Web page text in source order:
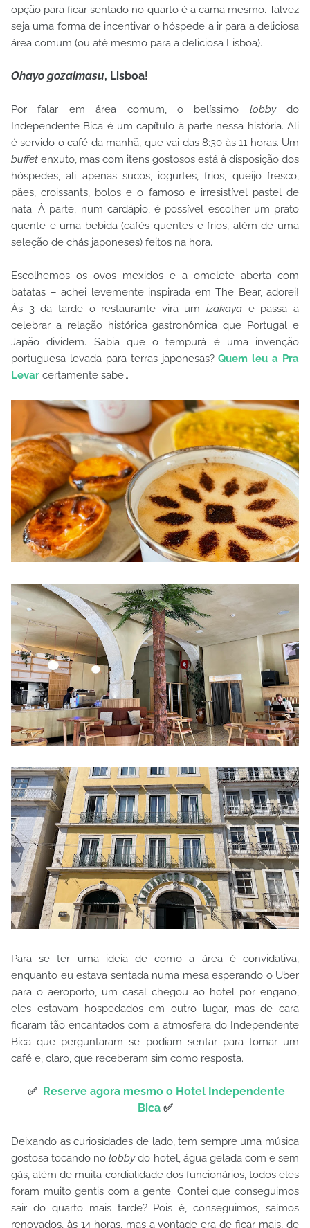
opção para ficar sentado no quarto é a cama mesmo. Talvez
seja uma forma de incentivar o hóspede a ir para a deliciosa
área comum (ou até mesmo para a deliciosa Lisboa).
Ohayo gozaimasu, Lisboa!
Por falar em área comum, o belíssimo lobbydo
Independente Bica é um capítulo à parte nessa história. Ali
é servido o café da manhã, que vai das 8:30 às 11 horas. Um
buffet enxuto, mas com itens gostosos está à disposição dos
hóspedes, ali apenas sucos, iogurtes, frios, queijo fresco,
pães, croissants, bolos e o famoso e irresistível pastel de
nata. À parte, num cardápio, é possível escolher um prato
quente e uma bebida (cafés quentes e frios, além de uma
seleção de chás japoneses) feitos na hora.
Escolhemos os ovos mexidos e a omelete aberta com
batatas – achei levemente inspirada em The Bear, adorei!
Às 3 da tarde o restaurante vira umizakaya e passa a
celebrar a relação histórica gastronômica que Portugal e
Japão dividem. Sabia que o tempurá é uma invenção
portuguesa levada para terras japonesas?Quem leu a Pra
Levar certamente sabe…
Para se ter uma ideia de como a área é convidativa,
enquanto eu estava sentada numa mesa esperando o Uber
para o aeroporto, um casal chegou ao hotel por engano,
eles estavam hospedados em outro lugar, mas de cara
ficaram tão encantados com a atmosfera do Independente
Bica que perguntaram se podiam sentar para tomar um
café e, claro, que receberam sim como resposta.
✅ Reserve agora mesmo o Hotel Independente
Bica ✅
Deixando as curiosidades de lado, tem sempre uma música
gostosa tocando nolobbydo hotel, água gelada com e sem
gás, além de muita cordialidade dos funcionários, todos eles
foram muito gentis com a gente. Contei que conseguimos
sair do quarto mais tarde? Pois é, conseguimos, saímos
renovados, às 14 horas, mas a vontade era de ficar mais, de